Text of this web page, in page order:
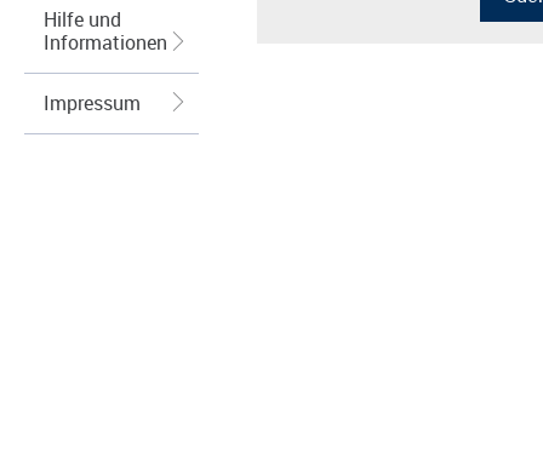
Hilfe und
Informationen
Impressum